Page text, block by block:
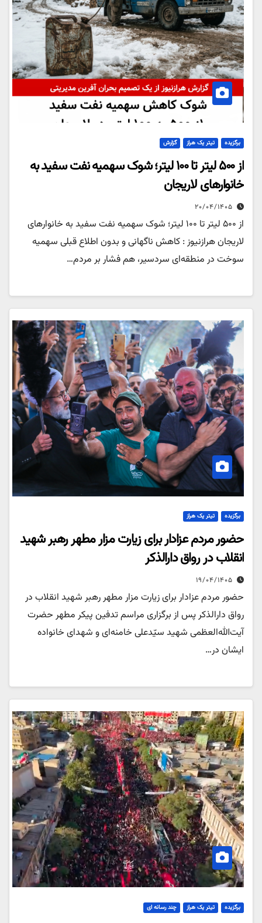
برگزیده تیتر یک هراز گزارش
از ۵۰۰ لیتر تا ۱۰۰ لیتر؛ شوک سهمیه نفت سفید به
خانوارهای لاریجان
۲۰/۰۴/۱۴۰۵
از ۵۰۰ لیتر تا ۱۰۰ لیتر؛ شوک سهمیه نفت سفید به خانوارهای
لاریجان هرازنیوز : کاهش ناگهانی و بدون اطلاع قبلی سهمیه
سوخت در منطقه‌ای سردسیر، هم فشار بر مردم…
برگزیده تیتر یک هراز
حضور مردم عزادار برای زیارت مزار مطهر رهبر شهید
انقلاب در رواق دارالذکر
۱۹/۰۴/۱۴۰۵
حضور مردم عزادار برای زیارت مزار مطهر رهبر شهید انقلاب در
رواق دارالذکر پس از برگزاری مراسم تدفین پیکر مطهر حضرت
آیت‌الله‌العظمی شهید سیّدعلی خامنه‌ای و شهدای خانواده
ایشان در…
برگزیده تیتر یک هراز چند رسانه ای